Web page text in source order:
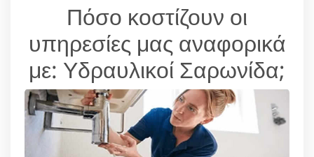
Πόσο κοστίζουν οι
υπηρεσίες μας αναφορικά
με: Υδραυλικοί Σαρωνίδα;